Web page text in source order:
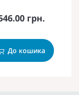
грн.
До кошика